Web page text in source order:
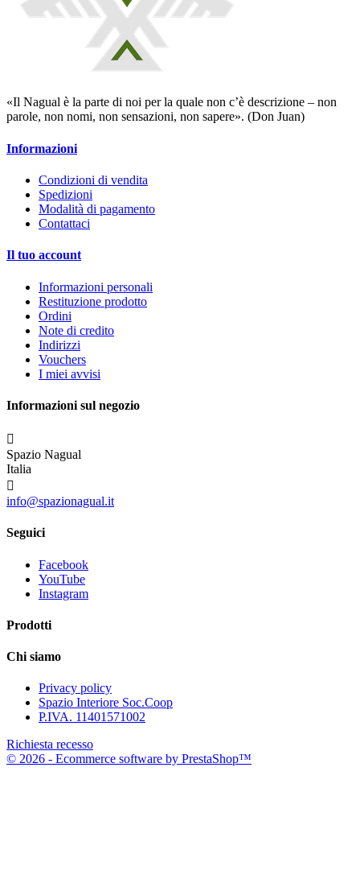
«Il Nagual è la parte di noi per la quale non c’è descrizione – non
parole, non nomi, non sensazioni, non sapere». (Don Juan)
Informazioni
Condizioni di vendita
Spedizioni
Modalità di pagamento
Contattaci
Il tuo account
Informazioni personali
Restituzione prodotto
Ordini
Note di credito
Indirizzi
Vouchers
I miei avvisi
Informazioni sul negozio

Spazio Nagual
Italia

info@spazionagual.it
Seguici
Facebook
YouTube
Instagram
Prodotti
Chi siamo
Privacy policy
Spazio Interiore Soc.Coop
P.IVA. 11401571002
Richiesta recesso
© 2026 - Ecommerce software by PrestaShop™